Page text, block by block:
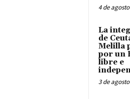
4 de
La
de
Melilla
por un
libre e
3 de